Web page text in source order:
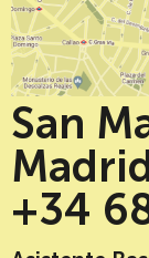
San
+34